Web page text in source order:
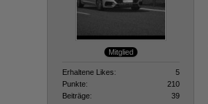
Mitglied
Erhaltene Likes
5
Punkte
210
Beiträge
39